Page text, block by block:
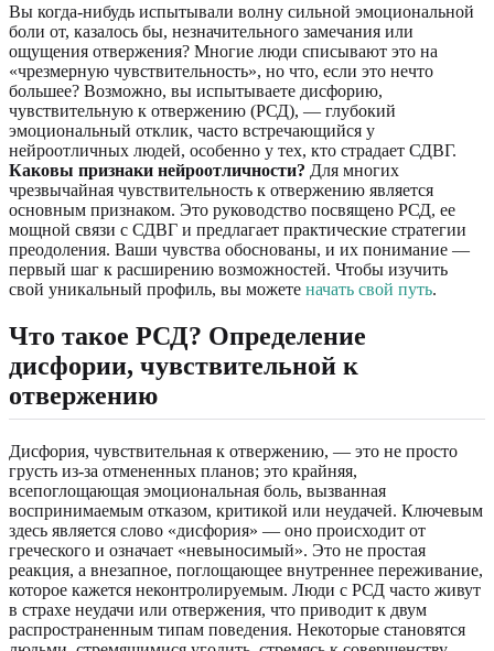
Вы когда-нибудь испытывали волну сильной эмоциональной
боли от, казалось бы, незначительного замечания или
ощущения отвержения? Многие люди списывают это на
«чрезмерную чувствительность», но что, если это нечто
большее? Возможно, вы испытываете дисфорию,
чувствительную к отвержению (РСД), — глубокий
эмоциональный отклик, часто встречающийся у
нейроотличных людей, особенно у тех, кто страдает СДВГ.
Каковы признаки нейроотличности? Для многих
чрезвычайная чувствительность к отвержению является
основным признаком. Это руководство посвящено РСД, ее
мощной связи с СДВГ и предлагает практические стратегии
преодоления. Ваши чувства обоснованы, и их понимание —
первый шаг к расширению возможностей. Чтобы изучить
свой уникальный профиль, вы можете начать свой путь.
Что такое РСД? Определение
дисфории, чувствительной к
отвержению
Дисфория, чувствительная к отвержению, — это не просто
грусть из-за отмененных планов; это крайняя,
всепоглощающая эмоциональная боль, вызванная
воспринимаемым отказом, критикой или неудачей. Ключевым
здесь является слово «дисфория» — оно происходит от
греческого и означает «невыносимый». Это не простая
реакция, а внезапное, поглощающее внутреннее переживание,
которое кажется неконтролируемым. Люди с РСД часто живут
в страхе неудачи или отвержения, что приводит к двум
распространенным типам поведения. Некоторые становятся